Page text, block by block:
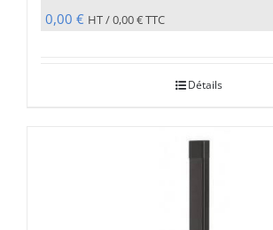
0,00 € HT /0,00€TTC
Détails